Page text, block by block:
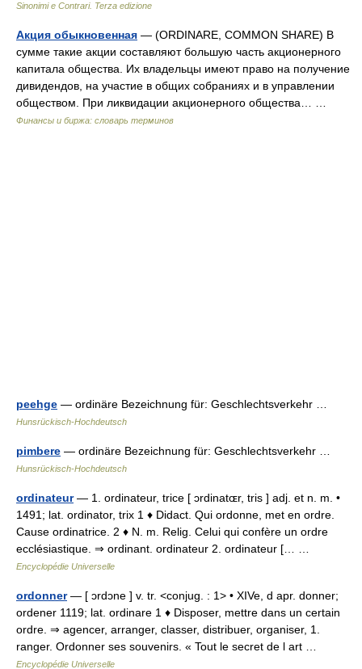
Sinonimi e Contrari. Terza edizione
Акция обыкновенная — (ORDINARE, COMMON SHARE) В
сумме такие акции составляют большую часть акционерного
капитала общества. Их владельцы имеют право на получение
дивидендов, на участие в общих собраниях и в управлении
обществом. При ликвидации акционерного общества… …
Финансы и биржа: словарь терминов
peehge — ordinäre Bezeichnung für: Geschlechtsverkehr …
Hunsrückisch-Hochdeutsch
pimbere — ordinäre Bezeichnung für: Geschlechtsverkehr …
Hunsrückisch-Hochdeutsch
ordinateur— 1. ordinateur, trice [ ɔrdinatɶr, tris ] adj. et n. m. •
1491; lat. ordinator, trix 1 ♦ Didact. Qui ordonne, met en ordre.
Cause ordinatrice. 2 ♦ N. m. Relig. Celui qui confère un ordre
ecclésiastique. ⇒ ordinant. ordinateur 2. ordinateur [… …
Encyclopédie Universelle
ordonner— [ ɔrdɔne ] v. tr. <conjug. : 1> • XIVe, d apr. donner;
ordener 1119; lat. ordinare 1 ♦ Disposer, mettre dans un certain
ordre. ⇒ agencer, arranger, classer, distribuer, organiser, 1.
ranger. Ordonner ses souvenirs. « Tout le secret de l art …
Encyclopédie Universelle